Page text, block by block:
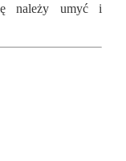
należy umyć i